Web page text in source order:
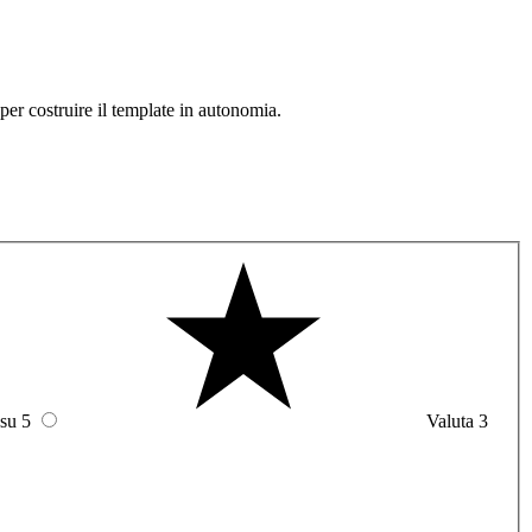
costruire il template in autonomia.
5 Valuta 3